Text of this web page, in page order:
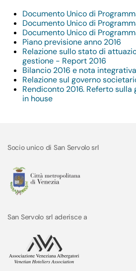
Documento Unico di
Documento Unico di
Documento Unico di
Piano previsione anno 2016
Relazione sullo stato di
gestione - Report 2016
Bilancio 2016 e nota
Relazione sul governo
Rendiconto 2016. Referto
in house
Socio unico di San Servolo srl
San Servolo srl aderisce a